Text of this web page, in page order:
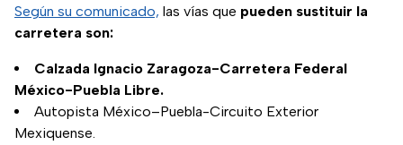
Según su comunicado, las vías que pueden sustituir la
carretera son:
Calzada Ignacio Zaragoza-Carretera Federal
México-Puebla Libre.
Autopista México–Puebla-Circuito Exterior
Mexiquense.